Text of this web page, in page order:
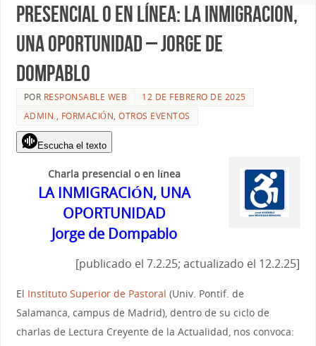
Presencial o en línea: LA INMIGRACIÓN,
UNA OPORTUNIDAD – Jorge de
Dompablo
POR RESPONSABLE WEB
12 DE FEBRERO DE 2025
ADMIN., FORMACIÓN,OTROS EVENTOS
Escucha el texto
Charla presencial o en línea
LA INMIGRACIÓN, UNA
OPORTUNIDAD
Jorge de Dompablo
[publicado el 7.2.25; actualizado el 12.2.25]
El Instituto Superior de Pastoral (Univ. Pontif. de
Salamanca, campus de Madrid), dentro de su ciclo de
charlas de Lectura Creyente de la Actualidad, nos convoca: